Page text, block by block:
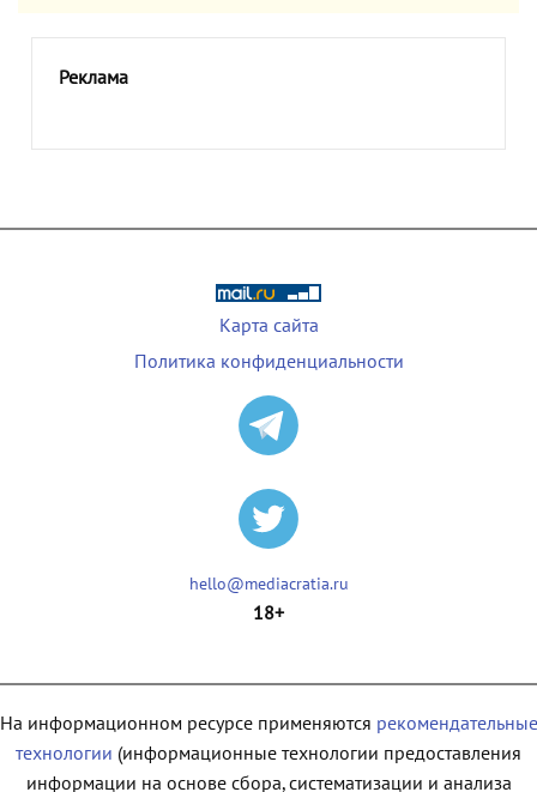
Реклама
Карта сайта
Политика конфиденциальности
hello@mediacratia.ru
18+
На информационном ресурсе применяются рекомендательные
технологии (информационные технологии предоставления
информации на основе сбора, систематизации и анализа